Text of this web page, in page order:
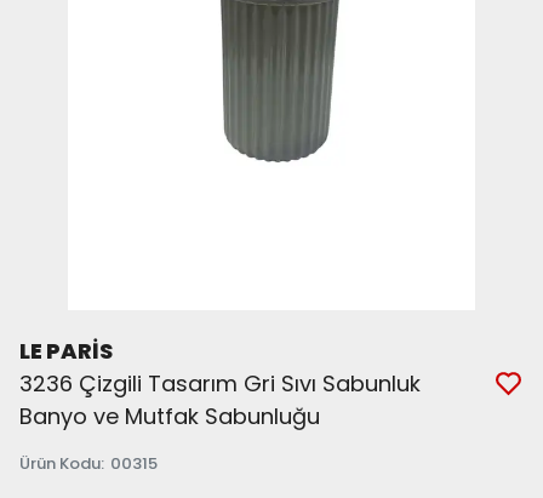
LE PARİS
3236 Çizgili Tasarım Gri Sıvı Sabunluk
Banyo ve Mutfak Sabunluğu
Ürün Kodu: 00315